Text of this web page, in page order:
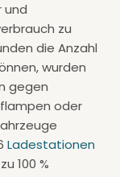
und
zu
die Anzahl
wurden
gegen
oder
Ladestationen
100 %